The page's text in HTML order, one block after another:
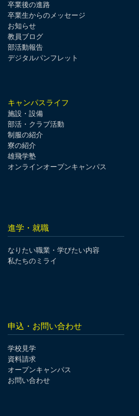
卒業後の進路
卒業生からのメッセージ
お知らせ
教員ブログ
部活動報告
デジタルパンフレット
キャンパスライフ
施設・設備
部活・クラブ活動
制服の紹介
寮の紹介
雄飛学塾
オンラインオープンキャンパス
進学・就職
なりたい職業・学びたい内容
私たちのミライ
申込・お問い合わせ
学校見学
資料請求
オープンキャンパス
お問い合わせ